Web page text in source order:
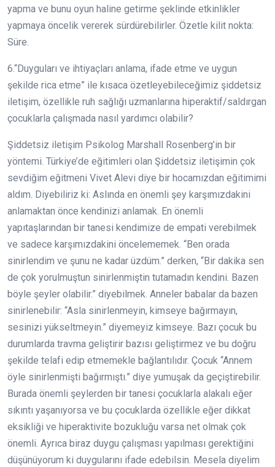
yapma ve bunu oyun haline getirme şeklinde etkinlikler
yapmaya öncelik vererek sürdürebilirler. Özetle kilit nokta:
Süre.
6.“Duyguları ve ihtiyaçları anlama, ifade etme ve uygun
şekilde rica etme” ile kısaca özetleyebileceğimiz şiddetsiz
iletişim, özellikle ruh sağlığı uzmanlarına hiperaktif/saldırgan
çocuklarla çalışmada nasıl yardımcı olabilir?
Şiddetsiz iletişim Psikolog Marshall Rosenberg’in bir
yöntemi. Türkiye’de eğitimleri olan Şiddetsiz iletişimin çok
sevdiğim eğitmeni Vivet Alevi diye bir hocamızdan eğitimimi
aldım. Diyebiliriz ki: Aslında en önemli şey karşımızdakini
anlamaktan önce kendinizi anlamak. En önemli
yapıtaşlarından bir tanesi kendimize de empati verebilmek
ve sadece karşımızdakini öncelememek. “Ben orada
sinirlendim ve şunu ne kadar üzdüm.” derken, “Bir dakika sen
de çok yorulmuştun sinirlenmiştin tutamadın kendini. Bazen
böyle şeyler olabilir.” diyebilmek. Anneler babalar da bazen
sinirlenebilir: “Asla sinirlenmeyin, kimseye bağırmayın,
sesinizi yükseltmeyin.” diyemeyiz kimseye. Bazı çocuk bu
durumlarda travma geliştirir bazısı geliştirmez ve bu doğru
şekilde telafi edip etmemekle bağlantılıdır. Çocuk “Annem
öyle sinirlenmişti bağırmıştı.” diye yumuşak da geçiştirebilir.
Burada önemli şeylerden bir tanesi çocuklarla alakalı eğer
sıkıntı yaşanıyorsa ve bu çocuklarda özellikle eğer dikkat
eksikliği ve hiperaktivite bozukluğu varsa net olmak çok
önemli. Ayrıca biraz duygu çalışması yapılması gerektiğini
düşünüyorum ki duygularını ifade edebilsin. Mesela diyelim